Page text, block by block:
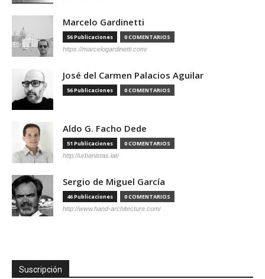
Marcelo Gardinetti
56 Publicaciones 0 COMENTARIOS
https://marcelogardinetti.com/
José del Carmen Palacios Aguilar
56 Publicaciones 0 COMENTARIOS
Aldo G. Facho Dede
51 Publicaciones 0 COMENTARIOS
http://urbanistas.lat/
Sergio de Miguel García
46 Publicaciones 0 COMENTARIOS
http://www.hand-architecture.com/
Suscripción